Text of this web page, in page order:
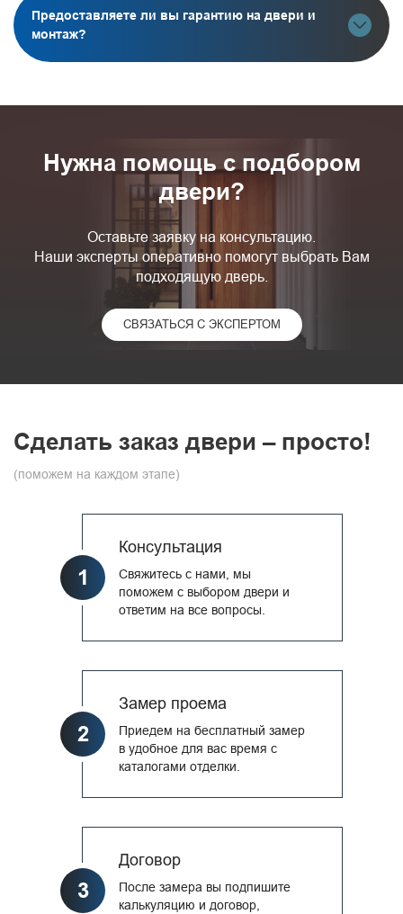
Предоставляете ли вы гарантию на двери и
монтаж?
Нужна помощь с подбором
двери?
Оставьте заявку на консультацию.
Наши эксперты оперативно помогут выбрать Вам
подходящую дверь.
СВЯЗАТЬСЯ С ЭКСПЕРТОМ
Сделать заказ двери – просто!
(поможем на каждом этапе)
1
Консультация
Свяжитесь с нами, мы
поможем с выбором двери и
ответим на все вопросы.
2
Замер проема
Приедем на бесплатный замер
в удобное для вас время с
каталогами отделки.
3
Договор
После замера вы подпишите
калькуляцию и договор,